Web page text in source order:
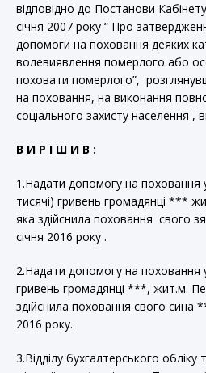
відповідно до Постанови Кабінету
січня 2007 року “ Про
допомоги на поховання деяких
волевиявлення померлого або
поховати померлого”,
на поховання, на виконання
соціального захисту населення ,
В И Р І Ш И В :
1.Надати допомогу на поховання у
тисячі) гривень громадянці ***
яка здійснила поховання свого
січня 2016 року .
2.Надати допомогу на поховання у
гривень громадянці ***, жит.м.
здійснила поховання свого сина
2016 року.
3.Відділу бухгалтерського обліку